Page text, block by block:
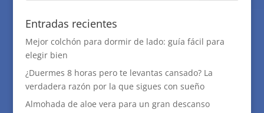
Entradas recientes
Mejor colchón para dormir de lado: guía fácil para
elegir bien
¿Duermes 8 horas pero te levantas cansado? La
verdadera razón por la que sigues con sueño
Almohada de aloe vera para un gran descanso